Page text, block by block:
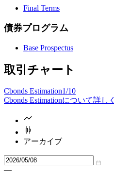
Final Terms
債券プログラム
Base Prospectus
取引チャート
Cbonds Estimation1/10
Cbonds Estimationについて詳しく
アーカイブ
—